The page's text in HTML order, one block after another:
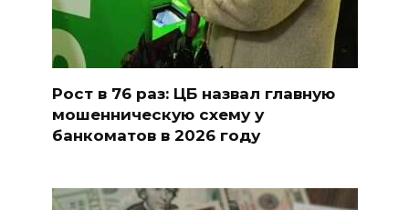
Рост в 76 раз: ЦБ назвал главную
мошенническую схему у
банкоматов в 2026 году